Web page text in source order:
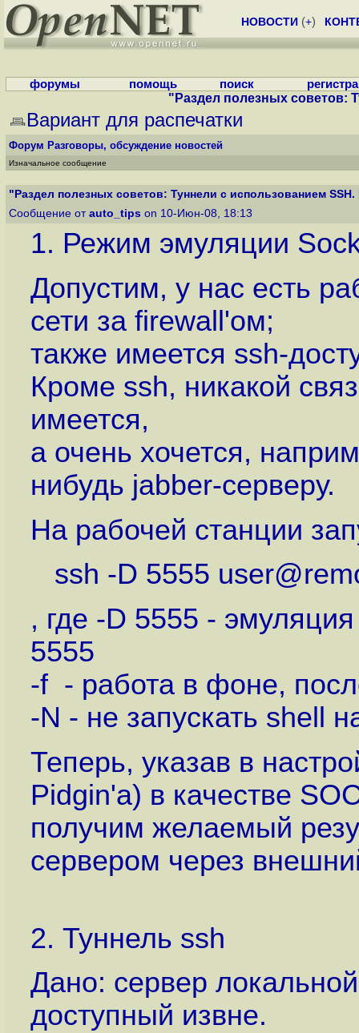
НОВОСТИ (+)
форумы помощь поиск
"Раздел полезных советов:
Вариант для распечатки
Форум Разговоры, обсуждение новостей
Изначальное сообщение
"Раздел полезных советов: Туннели с использованием
Сообщение от auto_tips on 10-Июн-08, 18:13
1. Режим эмуляции
Допустим, у нас есть
сети за firewall'ом;
также имеется ssh-
Кроме ssh, никакой
имеется,
а очень хочется,
нибудь jabber-серверу.
На рабочей станции
ssh -D 5555
, где -D 5555 -
5555
-f - работа в фоне,
-N - не запускать shell
Теперь, указав в
Pidgin'а) в качестве
получим желаемый
сервером через
2. Туннель ssh
Дано: сервер
доступный извне.